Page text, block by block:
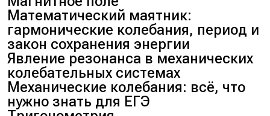
Математический маятник:
гармонические колебания, период и
закон сохранения энергии
Явление резонанса в механических
колебательных системах
Механические колебания: всё, что
нужно знать для ЕГЭ